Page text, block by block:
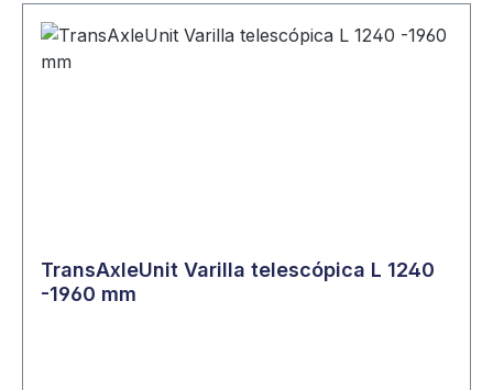
TransAxleUnit Varilla telescópica L 1240
-1960 mm